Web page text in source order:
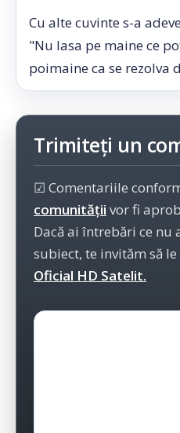
Cu alte cuvinte s-a
"Nu lasa pe maine ce
poimaine ca se rezolva
Trimiteți un
☑ Comentariile
comunității vor fi
Dacă ai întrebări ce nu
subiect, te invităm să
Oficial HD Satelit.